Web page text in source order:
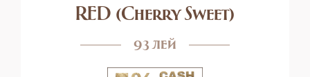
RED (Сherry Sweet)
93 лей